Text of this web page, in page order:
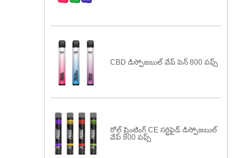
CBD డిస్పోజబుల్ వేప్ పెన్ 800 పఫ్స్
రోల్ ప్రింటింగ్ CE సర్టిఫైడ్ డిస్పోజబుల్
వేప్ 800 పఫ్స్